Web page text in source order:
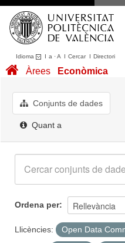
Idioma I a ·A I CercarI Directori
Conjunts de dades
Quant a
Àrees Econòmica
Conjunts de dades
Quant a
Ordena per
Llicències:
Open Data